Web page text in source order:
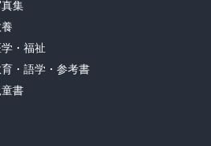
集
学・福祉
・語学・参考書
童書